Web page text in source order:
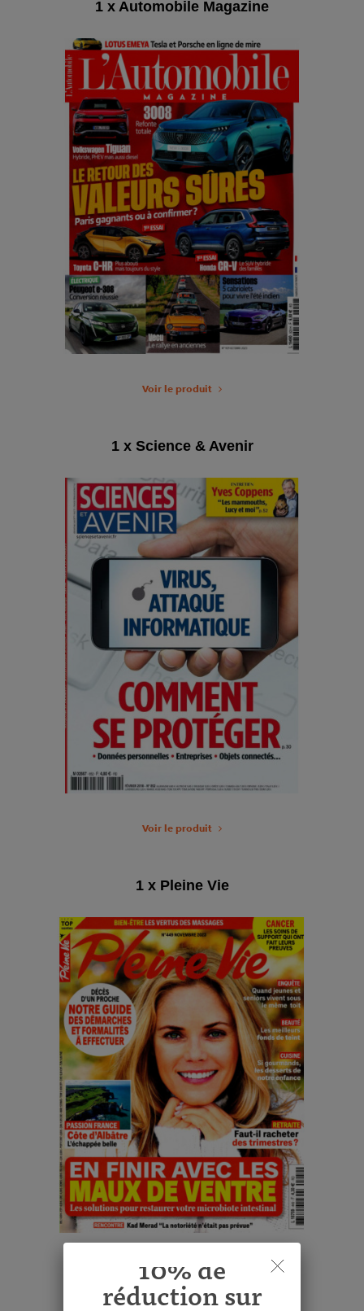
1 x Automobile Magazine
Voir le produit
1 x Science & Avenir
Voir le produit
1 x Pleine Vie
Voir le produit
10% de
réduction sur